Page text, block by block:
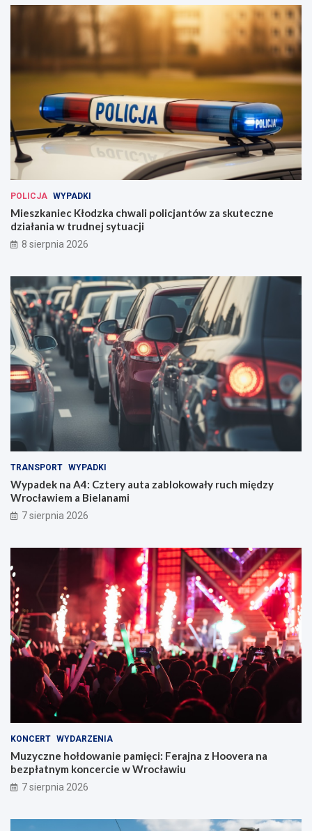
POLICJA WYPADKI
Mieszkaniec Kłodzka chwali policjantów za skuteczne
działania w trudnej sytuacji
8 sierpnia 2026
TRANSPORT WYPADKI
Wypadek na A4: Cztery auta zablokowały ruch między
Wrocławiem a Bielanami
7 sierpnia 2026
KONCERT WYDARZENIA
Muzyczne hołdowanie pamięci: Ferajna z Hoovera na
bezpłatnym koncercie w Wrocławiu
7 sierpnia 2026